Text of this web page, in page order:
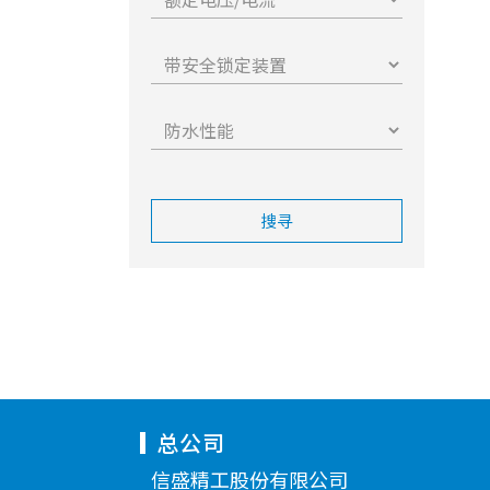
搜寻
总公司
信盛精工股份有限公司